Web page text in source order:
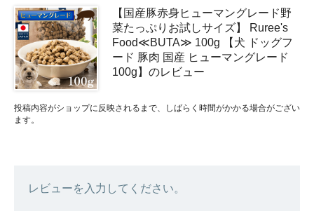
【国産豚赤身ヒューマングレード野
菜たっぷりお試しサイズ】 Ruree's
Food≪BUTA≫ 100g 【犬 ドッグフ
ード 豚肉 国産 ヒューマングレード
100g】のレビュー
投稿内容がショップに反映されるまで、しばらく時間がかかる場合がござい
ます。
レビューを入力してください。